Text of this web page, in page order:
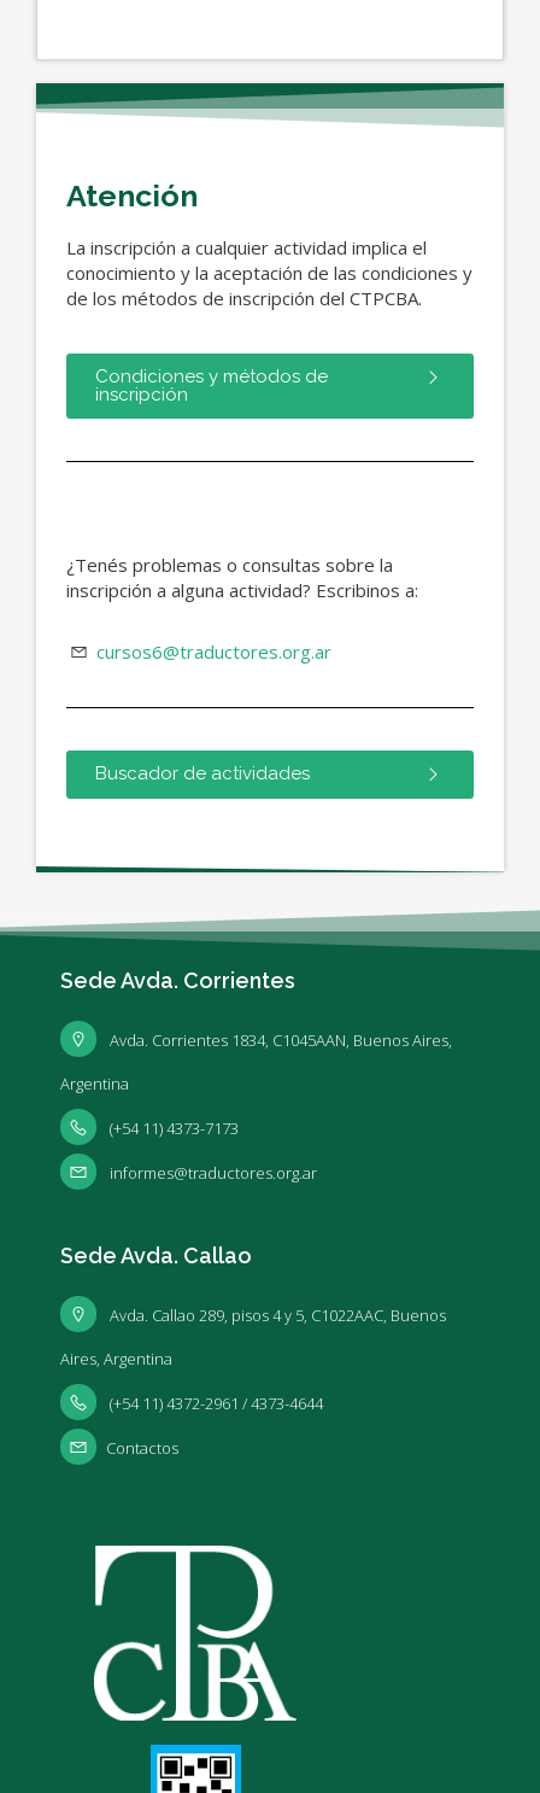
Atención
La inscripción a cualquier actividad implica el
conocimiento y la aceptación de las condiciones y
de los métodos de inscripción del CTPCBA.
Condiciones y métodos de
inscripción
¿Tenés problemas o consultas sobre la
inscripción a alguna actividad? Escribinos a:
cursos6@traductores.org.ar
Buscador de actividades
Sede Avda. Corrientes
Avda. Corrientes 1834, C1045AAN, Buenos Aires,
Argentina
(+54 11) 4373-7173
informes@traductores.org.ar
Sede Avda. Callao
Avda. Callao 289, pisos 4 y 5, C1022AAC, Buenos
Aires, Argentina
(+54 11) 4372-2961 / 4373-4644
Contactos